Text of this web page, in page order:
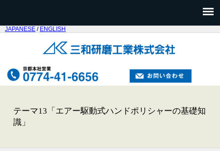
JAPANESE / ENGLISH
テーマ13「エアー駆動式ハンドポリシャーの基礎知
識」